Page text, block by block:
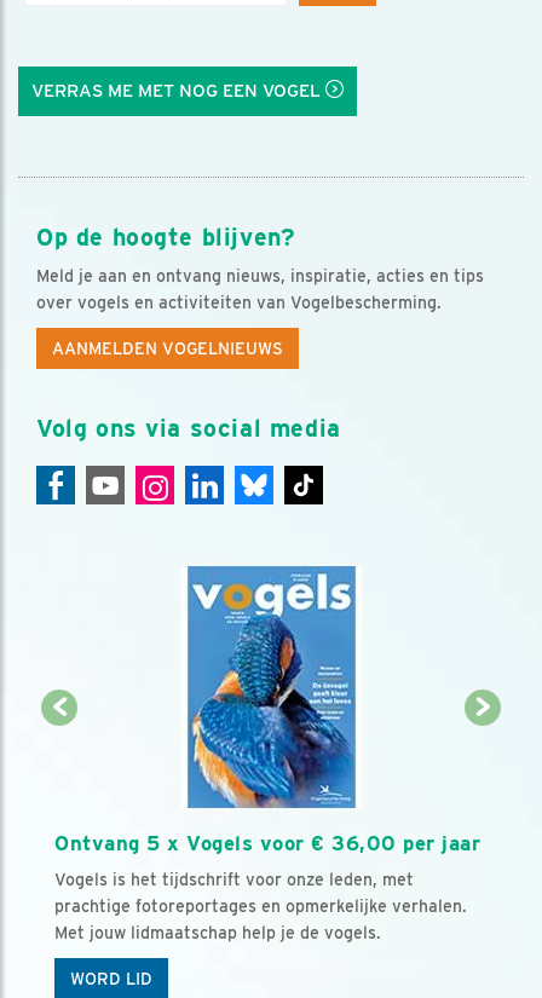
VERRAS ME MET NOG EEN VOGEL
Op de hoogte blijven?
Meld je aan en ontvang nieuws, inspiratie, acties en tips
over vogels en activiteiten van Vogelbescherming.
AANMELDEN VOGELNIEUWS
Volg ons via social media
Ontvang 5 x Vogels voor € 36,00 per jaar
Vogels is het tijdschrift voor onze leden, met
prachtige fotoreportages en opmerkelijke verhalen.
Met jouw lidmaatschap help je de vogels.
WORD LID